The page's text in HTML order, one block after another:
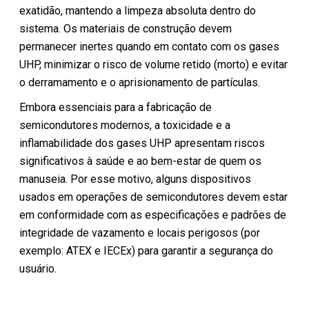
exatidão, mantendo a limpeza absoluta dentro do
sistema. Os materiais de construção devem
permanecer inertes quando em contato com os gases
UHP, minimizar o risco de volume retido (morto) e evitar
o derramamento e o aprisionamento de partículas.
Embora essenciais para a fabricação de
semicondutores modernos, a toxicidade e a
inflamabilidade dos gases UHP apresentam riscos
significativos à saúde e ao bem-estar de quem os
manuseia. Por esse motivo, alguns dispositivos
usados ​​em operações de semicondutores devem estar
em conformidade com as especificações e padrões de
integridade de vazamento e locais perigosos (por
exemplo: ATEX e IECEx) para garantir a segurança do
usuário.